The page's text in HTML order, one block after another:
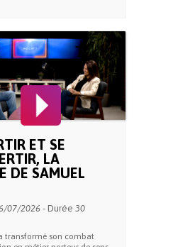
ET SE
LA
DE SAMUEL
07/2026- Durée 30
transformé son combat